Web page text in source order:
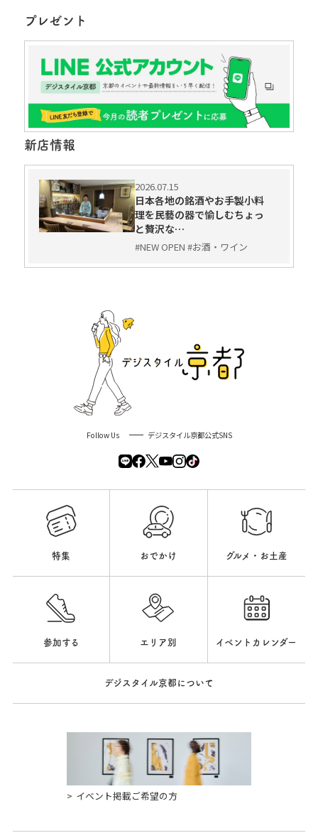
プレゼント
新店情報
2026.07.15
日本各地の銘酒やお手製小料
理を民藝の器で愉しむちょっ
と贅沢な…
#NEW OPEN #お酒・ワイン
Follow Us デジスタイル京都公式SNS
特集 おでかけ グルメ・お土産
参加する エリア別 イベントカレンダー
デジスタイル京都について
イベント掲載ご希望の方